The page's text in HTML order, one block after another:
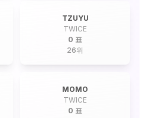
TZUYU
TWICE
0 표
26위
MOMO
TWICE
0 표